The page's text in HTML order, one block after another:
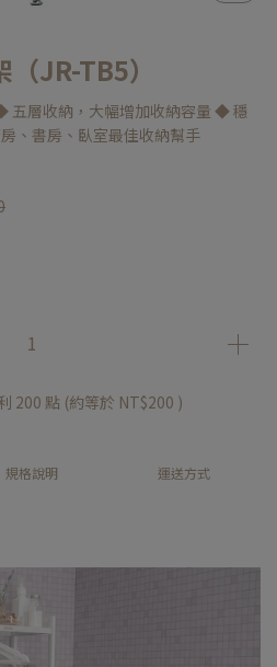
JR-TB5）
層收納，大幅增加收納容量 ◆ 穩
、書房、臥室最佳收納幫手
200 點 (約等於 NT$200 )
規格說明 運送方式